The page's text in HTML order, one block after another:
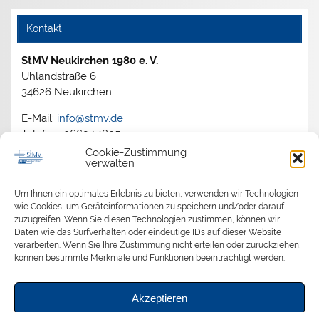
Cookie-Zustimmung
verwalten
Um Ihnen ein optimales Erlebnis zu bieten, verwenden wir Technologien
wie Cookies, um Geräteinformationen zu speichern und/oder darauf
zuzugreifen. Wenn Sie diesen Technologien zustimmen, können wir
Daten wie das Surfverhalten oder eindeutige IDs auf dieser Website
verarbeiten. Wenn Sie Ihre Zustimmung nicht erteilen oder zurückziehen,
können bestimmte Merkmale und Funktionen beeinträchtigt werden.
Akzeptieren
Kontakt
StMV Neukirchen 1980 e. V.
Uhlandstraße 6
34626 Neukirchen
E-Mail: info@stmv.de
Telefon: 06694 1805
Archiv
2026
2025
2024